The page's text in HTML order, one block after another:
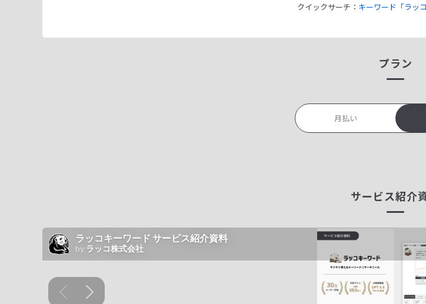
クイックサーチ： キーワード「ラッ
プラン
月払い
サービス紹介